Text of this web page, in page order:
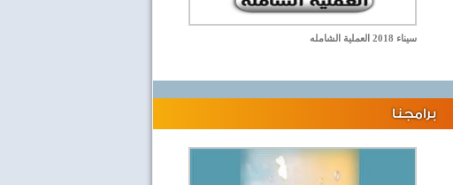
سيناء 2018 العملية الشامله
برامجنا